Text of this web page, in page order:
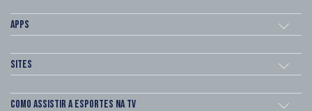
Apps
Sites
Como assistir a esportes na TV